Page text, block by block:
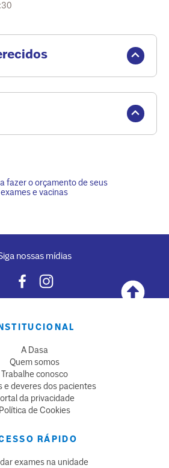
fazer o orçamento de seus
exames e vacinas
nossas mídias
A Dasa
Quem somos
Trabalhe conosco
e deveres dos pacientes
da privacidade
Política de Cookies
RÁPIDO
exames na unidade